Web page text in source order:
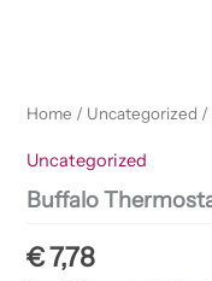
Home / Uncategorized /
Uncategorized
Buffalo
€7,78